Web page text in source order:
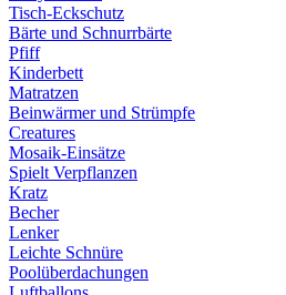
Tisch-Eckschutz
Bärte und Schnurrbärte
Pfiff
Kinderbett
Matratzen
Beinwärmer und Strümpfe
Creatures
Mosaik-Einsätze
Spielt Verpflanzen
Kratz
Becher
Lenker
Leichte Schnüre
Poolüberdachungen